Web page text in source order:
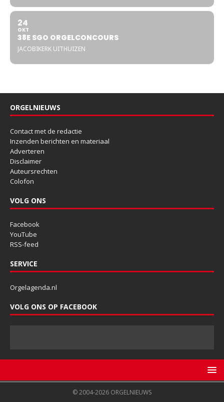
24
OKT
38E SGO ORGELCONCOURS
JACOBIKERK UITHUIZEN
ORGELNIEUWS
Contact met de redactie
Inzenden berichten en materiaal
Adverteren
Disclaimer
Auteursrechten
Colofon
VOLG ONS
Facebook
YouTube
RSS-feed
SERVICE
Orgelagenda.nl
VOLG ONS OP FACEBOOK
© 2004-2026 ORGELNIEUWS